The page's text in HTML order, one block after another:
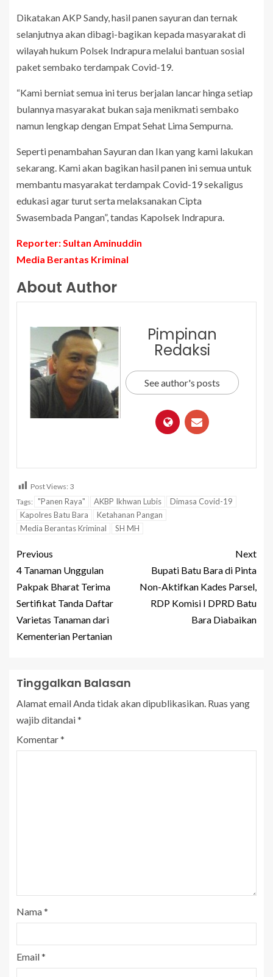
Dikatakan AKP Sandy, hasil panen sayuran dan ternak
selanjutnya akan dibagi-bagikan kepada masyarakat di
wilayah hukum Polsek Indrapura melalui bantuan sosial
paket sembako terdampak Covid-19.
“Kami berniat semua ini terus berjalan lancar hinga setiap
bulannya masyarakat bukan saja menikmati sembako
namun lengkap dengan Empat Sehat Lima Sempurna.
Seperti penambahan Sayuran dan Ikan yang kami lakukan
sekarang. Kami akan bagikan hasil panen ini semua untuk
membantu masyarakat terdampak Covid-19 sekaligus
edukasi agar turut serta melaksanakan Cipta
Swasembada Pangan”, tandas Kapolsek Indrapura.
Reporter: Sultan Aminuddin
Media Berantas Kriminal
About Author
Pimpinan
Redaksi
See author's posts
Post Views: 3
Tags: "Panen Raya" AKBP Ikhwan Lubis
Dimasa Covid-19
Kapolres Batu Bara
Ketahanan Pangan
Media Berantas Kriminal
SH MH
Previous
4 Tanaman Unggulan
Pakpak Bharat Terima
Sertifikat Tanda Daftar
Varietas Tanaman dari
Kementerian Pertanian
Next
Bupati Batu Bara di Pinta
Non-Aktifkan Kades Parsel,
RDP Komisi I DPRD Batu
Bara Diabaikan
Tinggalkan Balasan
Alamat email Anda tidak akan dipublikasikan. Ruas yang
wajib ditandai*
Komentar*
Nama*
Email*